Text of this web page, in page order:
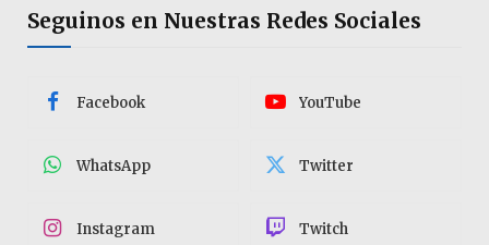
Seguinos en Nuestras Redes Sociales
Facebook YouTube
WhatsApp Twitter
Instagram Twitch